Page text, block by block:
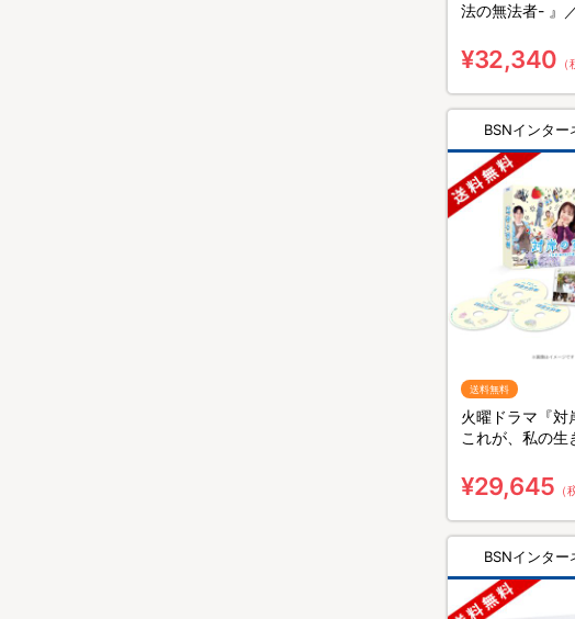
法の無法者- 』
¥32,340
BSNインター
送料無料
火曜ドラマ『対
これが、私の生
無料・3枚組）
¥29,645 （
BSNインター